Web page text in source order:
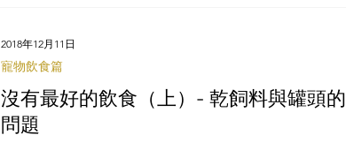
沒有最好的飲食（上）- 乾飼料與罐頭的
問題
寵物飲食篇
2018年12月11日